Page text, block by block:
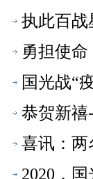
执此百战
勇担使
国光战“
恭贺新禧
喜讯：两
2020，